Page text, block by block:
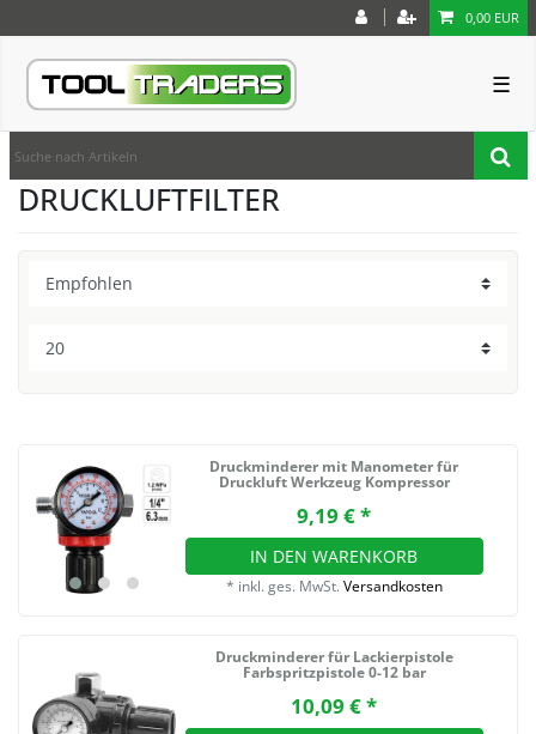
0,00 EUR
☰
DRUCKLUFTFILTER
Druckminderer mit Manometer für
Druckluft Werkzeug Kompressor
9,19 € *
IN DEN WARENKORB
* inkl. ges. MwSt. Versandkosten
Druckminderer für Lackierpistole
Farbspritzpistole 0-12 bar
10,09 € *